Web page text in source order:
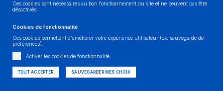
Ces cookies sont nécessaires au bon fonctionnement du site et ne peuvent pas être
désactivés.
Cookies de fonctionnalité
Ces cookies permettent d'améliorer votre expérience utilisateur (ex: sauvegarde de
préférences).
Activer les cookies de fonctionnalité
TOUT ACCEPTER SAUVEGARDER MES CHOIX
Impressum
Réalisé sur mesure et avec passion -